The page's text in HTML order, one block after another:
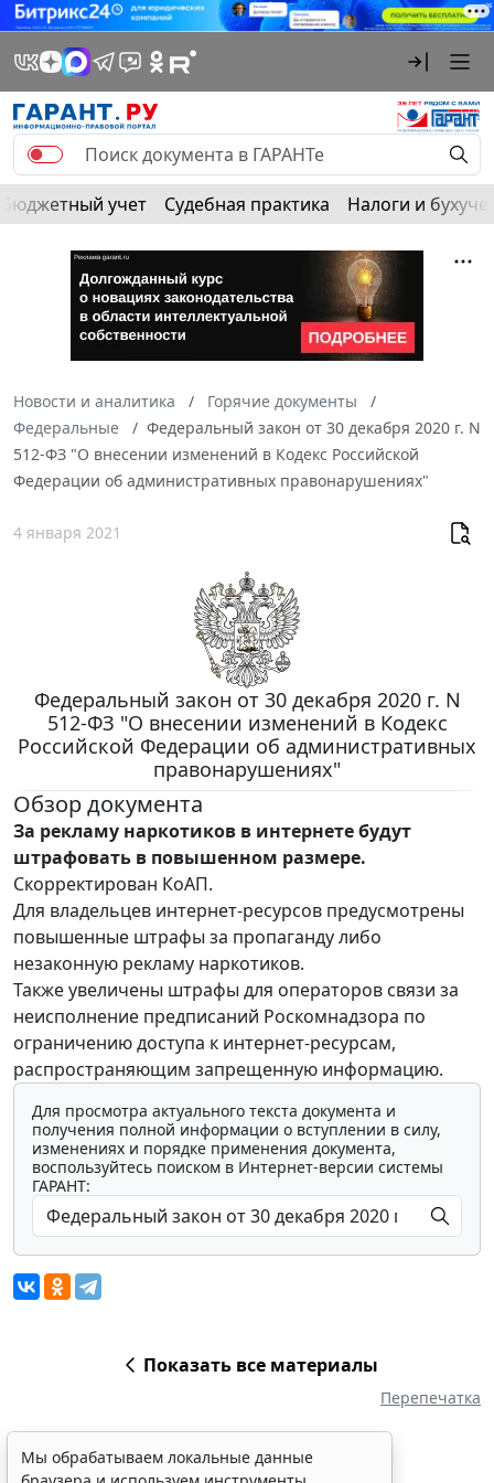
Бюджетный учет Судебная практика Налоги и
Новости и аналитика
Горячие документы
Федеральные
Федеральный закон от 30 декабря 2020 г. N
512-ФЗ "О внесении изменений в Кодекс Российской
Федерации об административных правонарушениях"
4 января 2021
Федеральный закон от 30 декабря 2020 г. N
512-ФЗ "О внесении изменений в Кодекс
Российской Федерации об административных
правонарушениях"
Обзор документа
За рекламу наркотиков в интернете будут
штрафовать в повышенном размере.
Скорректирован КоАП.
Для владельцев интернет-ресурсов предусмотрены
повышенные штрафы за пропаганду либо
незаконную рекламу наркотиков.
Также увеличены штрафы для операторов связи за
неисполнение предписаний Роскомнадзора по
ограничению доступа к интернет-ресурсам,
распространяющим запрещенную информацию.
Для просмотра актуального текста документа и
получения полной информации о вступлении в силу,
изменениях и порядке применения документа,
воспользуйтесь поиском в Интернет-версии системы
ГАРАНТ:
Показать все материалы
Перепечатка
Мы обрабатываем локальные данные